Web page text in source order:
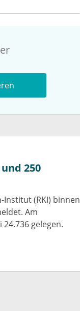
250
(RKI) binnen
Am
gelegen.